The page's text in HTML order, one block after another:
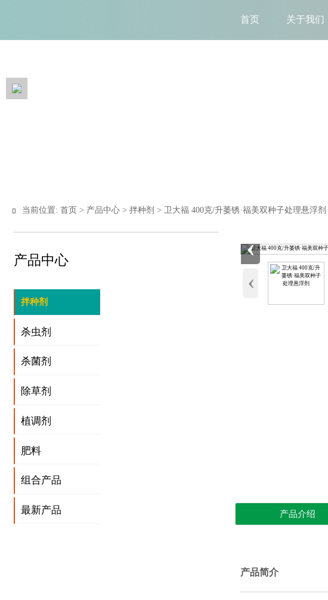
首页 关于我们
 当前位置: 首页 > 产品中心 > 拌种剂 > 卫大福 400克/升萎锈·福美双种子处理悬浮剂
产品中心
拌种剂
杀虫剂
杀菌剂
除草剂
植调剂
肥料
组合产品
最新产品
‹
‹
产品介绍
产品简介